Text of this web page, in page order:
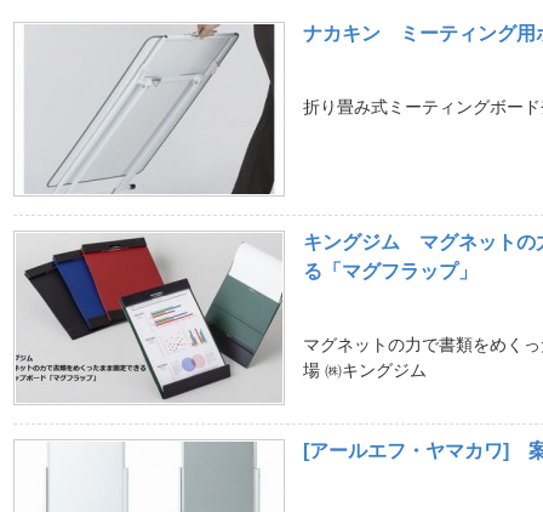
ナカキン ミーティング
折り畳み式ミーティングボー
キングジム マグネットの
る「マグフラップ」
マグネットの力で書類をめく
場 ㈱キングジム
[アールエフ・ヤマカワ]